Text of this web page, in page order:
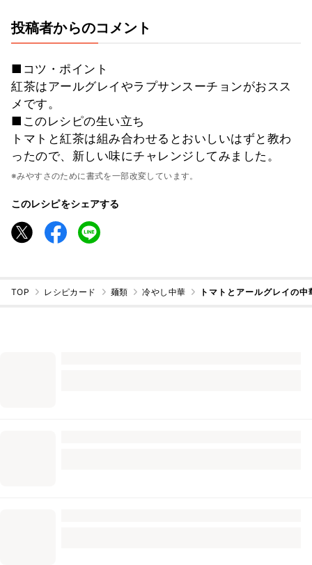
投稿者からのコメント
■コツ・ポイント
紅茶はアールグレイやラプサンスーチョンがおスス
メです。
■このレシピの生い立ち
トマトと紅茶は組み合わせるとおいしいはずと教わ
ったので、新しい味にチャレンジしてみました。
※みやすさのために書式を一部改変しています。
このレシピをシェアする
TOP レシピカード 麺類 冷やし中華 トマトとアールグレイの中